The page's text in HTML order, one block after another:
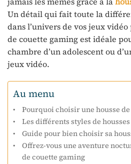
Un détail qui fait toute la
dans l’univers de vos jeux
de couette gaming est idéale
chambre d’un adolescent ou
jeux vidéo.
Au menu
Pourquoi choisir une housse
Les différents styles de
Guide pour bien choisir sa
Offrez-vous une aventure
de couette gaming